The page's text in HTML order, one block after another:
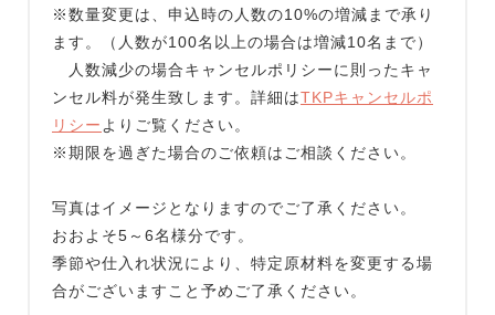
※数量変更は、申込時の人数の10%の増減まで承り
ます。（人数が100名以上の場合は増減10名まで）
人数減少の場合キャンセルポリシーに則ったキャ
ンセル料が発生致します。詳細はTKPキャンセルポ
リシー よりご覧ください。
※期限を過ぎた場合のご依頼はご相談ください。
写真はイメージとなりますのでご了承ください。
おおよそ5～6名様分です。
季節や仕入れ状況により、特定原材料を変更する場
合がございますこと予めご了承ください。